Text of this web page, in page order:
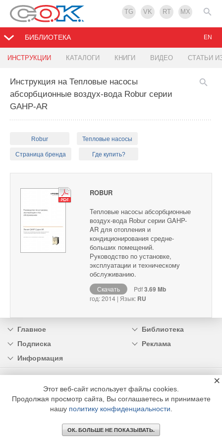
TG VK RT MX
БИБЛИОТЕКА
ИНСТРУКЦИИ КАТАЛОГИ КНИГИ ВИДЕО СТАТЬИ
EN
Инструкция на Тепловые насосы
абсорбционные воздух-вода Robur серии
GAHP-AR
Robur Тепловые насосы
Страница бренда Где купить?
ROBUR
Тепловые насосы абсорбционные
воздух-вода Robur серии GAHP-
AR для отопления и
кондиционирования средне-
больших помещений.
Руководство по установке,
эксплуатации и техническому
обслуживанию.
Скачать Pdf3.69 Mb
год: 2014 | Язык: RU
Главное
Библиотека
Подписка
Реклама
Информация
Этот веб-сайт использует файлы cookies.
Продолжая просмотр сайта, Вы соглашаетесь и принимаете
нашу политику конфиденциальности
ОК. БОЛЬШЕ НЕ ПОКАЗЫВАТЬ.
×